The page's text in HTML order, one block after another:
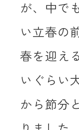
が、中で
い立春の
春を迎え
いぐらい
から節分